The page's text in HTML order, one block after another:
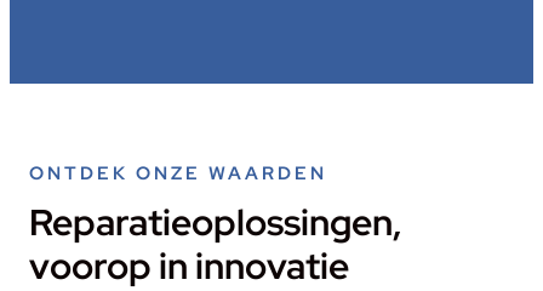
ONTDEK ONZE WAARDEN
Reparatieoplossingen,
voorop in innovatie